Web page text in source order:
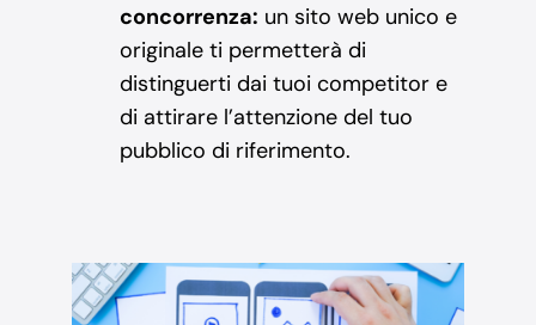
concorrenza: un sito web unico e
originale ti permetterà di
distinguerti dai tuoi competitor e
di attirare l’attenzione del tuo
pubblico di riferimento.